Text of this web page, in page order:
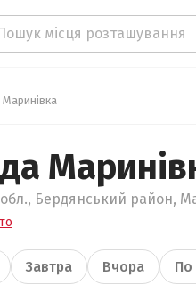
Бердянський район,
Завтра Вчора По